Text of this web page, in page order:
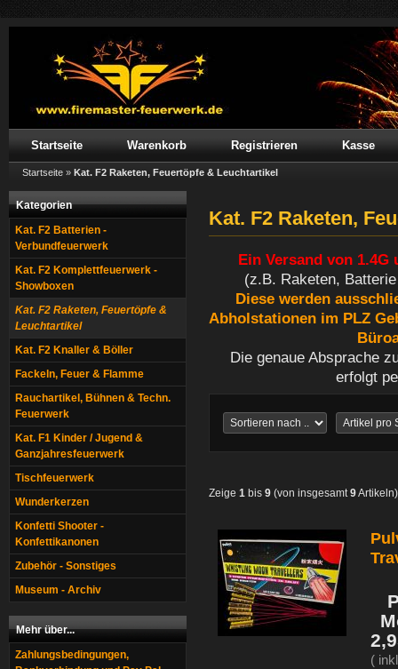
Startseite Warenkorb Registrieren Kasse
Startseite » Kat. F2 Raketen, Feuertöpfe & Leuchtartikel
Kategorien
Kat. F2 Batterien -
Verbundfeuerwerk
Kat. F2 Komplettfeuerwerk -
Showboxen
Kat. F2 Raketen, Feuertöpfe &
Leuchtartikel
Kat. F2 Knaller & Böller
Fackeln, Feuer & Flamme
Rauchartikel, Bühnen & Techn.
Feuerwerk
Kat. F1 Kinder / Jugend &
Ganzjahresfeuerwerk
Tischfeuerwerk
Wunderkerzen
Konfetti Shooter -
Konfettikanonen
Zubehör - Sonstiges
Museum - Archiv
Mehr über...
Zahlungsbedingungen,
Kat. F2 Raketen,
Ein Versand von 1.4G
(z.B. Raketen,
Diese werden
Abholstationen im PLZ
Die genaue Absprache
erfolgt
Zeige 1 bis 9 (von insgesamt9Artikeln)
(